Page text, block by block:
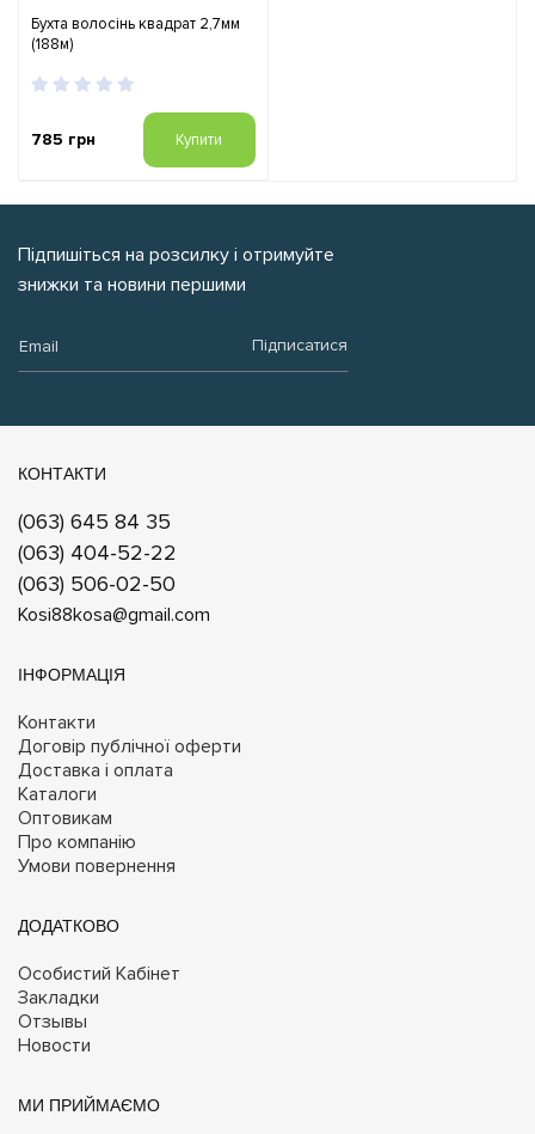
Бухта волосінь квадрат 2,7мм
(188м)
785 грн Купити
Підпишіться на розсилку і отримуйте
знижки та новини першими
Підписатися
КОНТАКТИ
(063) 645 84 35
(063) 404-52-22
(063) 506-02-50
Kosi88kosa@gmail.com
ІНФОРМАЦІЯ
Контакти
Договір публічної оферти
Доставка і оплата
Каталоги
Оптовикам
Про компанію
Умови повернення
ДОДАТКОВО
Особистий Кабінет
Закладки
Отзывы
Новости
МИ ПРИЙМАЄМО